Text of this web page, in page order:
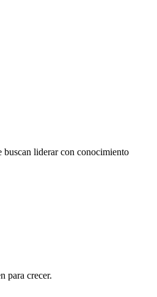
buscan liderar con conocimiento
para crecer.